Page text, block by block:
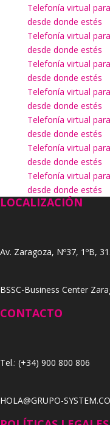
Telefonía virtual
desde donde estés
Telefonía virtual
desde donde estés
Telefonía virtual
desde donde estés
Telefonía virtual
desde donde estés
Telefonía virtual
desde donde estés
Telefonía virtual
desde donde estés
Telefonía virtual
desde donde estés
LOCALIZACIÓN
Av. Zaragoza, Nº37, 1ºB,
BSSC-Business Center
CONTACTO
Tel.: (+34) 900 800 806
HOLA@GRUPO-